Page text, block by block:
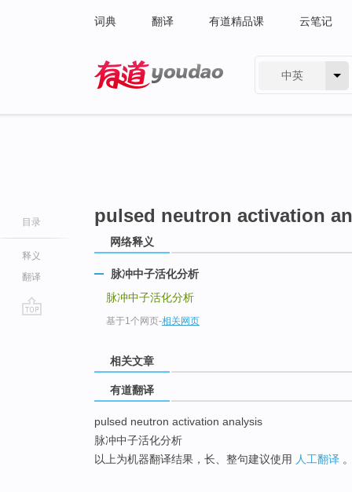
词典 翻译 有道精品课 云笔记
中英
目录
释义
翻译
pulsed neutron activation
网络释义
脉冲中子活化分析
脉冲中子活化分析
基于1个网页-相关网页
相关文章
有道翻译
pulsed neutron activation analysis
脉冲中子活化分析
以上为机器翻译结果，长、整句建议使用 人工翻译